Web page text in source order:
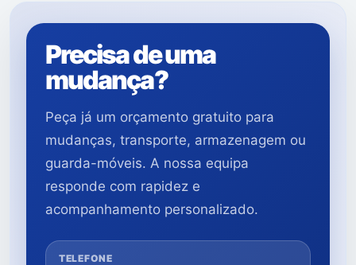
Precisa de uma
mudança?
Peça já um orçamento gratuito para
mudanças, transporte, armazenagem ou
guarda-móveis. A nossa equipa
responde com rapidez e
acompanhamento personalizado.
TELEFONE